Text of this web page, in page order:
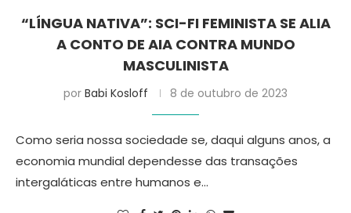
“LÍNGUA NATIVA”: SCI-FI FEMINISTA SE ALIA
A CONTO DE AIA CONTRA MUNDO
MASCULINISTA
por Babi Kosloff 8 de outubro de 2023
Como seria nossa sociedade se, daqui alguns anos, a
economia mundial dependesse das transações
intergaláticas entre humanos e…